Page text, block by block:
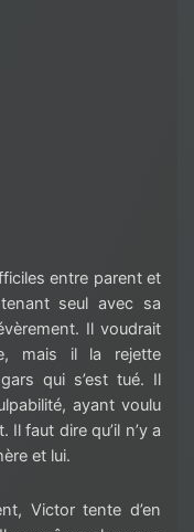
entre parent et
seul avec sa
Il voudrait
mais il la rejette
qui s’est tué. Il
ayant voulu
faut dire qu’il n’y a
et lui.
Victor tente d’en